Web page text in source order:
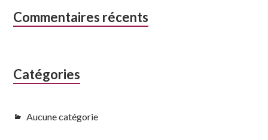
Colonne
Commentaires récents
Catégories
Aucune catégorie